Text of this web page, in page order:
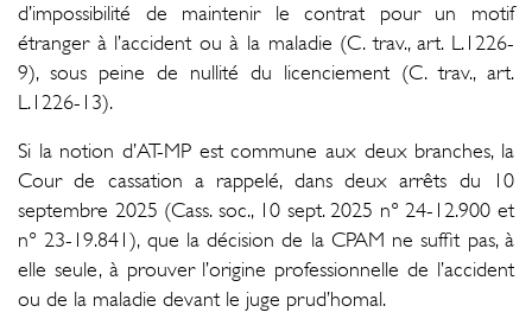
d’impossibilité de maintenir le contrat pour un motif
étranger à l’accident ou à la maladie (C. trav., art. L.1226-
9), sous peine de nullité du licenciement (C. trav., art.
L.1226-13).
Si la notion d’AT-MP est commune aux deux branches, la
Cour de cassation a rappelé, dans deux arrêts du 10
septembre 2025 (Cass. soc., 10 sept. 2025 n° 24-12.900 et
n° 23-19.841), que la décision de la CPAM ne suffit pas, à
elle seule, à prouver l’origine professionnelle de l’accident
ou de la maladie devant le juge prud’homal.